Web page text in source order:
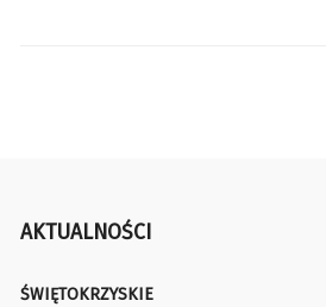
AKTUALNOŚCI
ŚWIĘTOKRZYSKIE